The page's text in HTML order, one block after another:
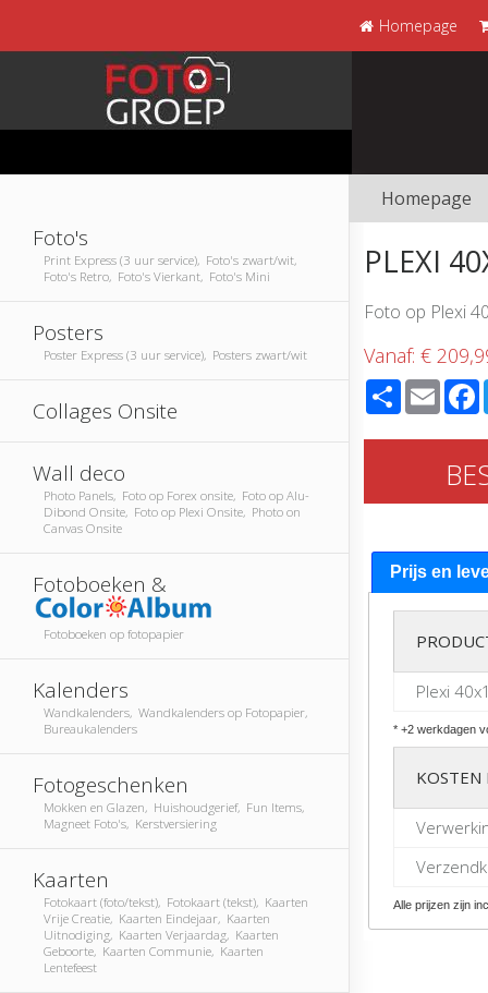
Homepage
Foto's
Print Express (3 uur service), Foto's zwart/wit,
Foto's Retro, Foto's Vierkant, Foto's Mini
Posters
Poster Express (3 uur service), Posters zwart/wit
Collages Onsite
Wall deco
Photo Panels, Foto op Forex onsite, Foto op Alu-
Dibond Onsite, Foto op Plexi Onsite, Photo on
Canvas Onsite
Fotoboeken &
Fotoboeken op fotopapier
Kalenders
Wandkalenders, Wandkalenders op Fotopapier,
Bureaukalenders
Fotogeschenken
Mokken en Glazen, Huishoudgerief, Fun Items,
Magneet Foto's, Kerstversiering
Kaarten
Fotokaart (foto/tekst), Fotokaart (tekst), Kaarten
Vrije Creatie, Kaarten Eindejaar, Kaarten
Uitnodiging, Kaarten Verjaardag, Kaarten
Geboorte, Kaarten Communie, Kaarten
Lentefeest
Homepage
PLEXI
Foto op Plexi
Vanaf:€
ShareEmail
Prijs en
Plexi
* +2 werkdagen
KOSTEN
Alle prijzen zijn